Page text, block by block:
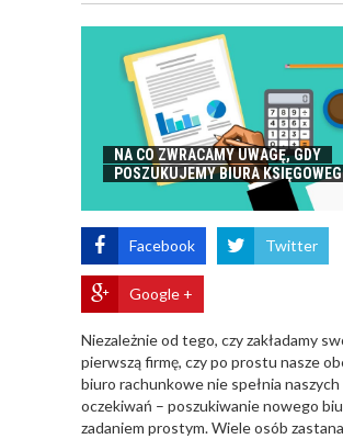
NA CO ZWRACAMY UWAGĘ, GDY
POSZUKUJEMY BIURA
Facebook Twitter
Google +
​Niezależnie od tego, czy zakładamy
pierwszą firmę, czy po prostu nasze
biuro rachunkowe nie spełnia naszych
oczekiwań – poszukiwanie nowego
zadaniem prostym. Wiele osób